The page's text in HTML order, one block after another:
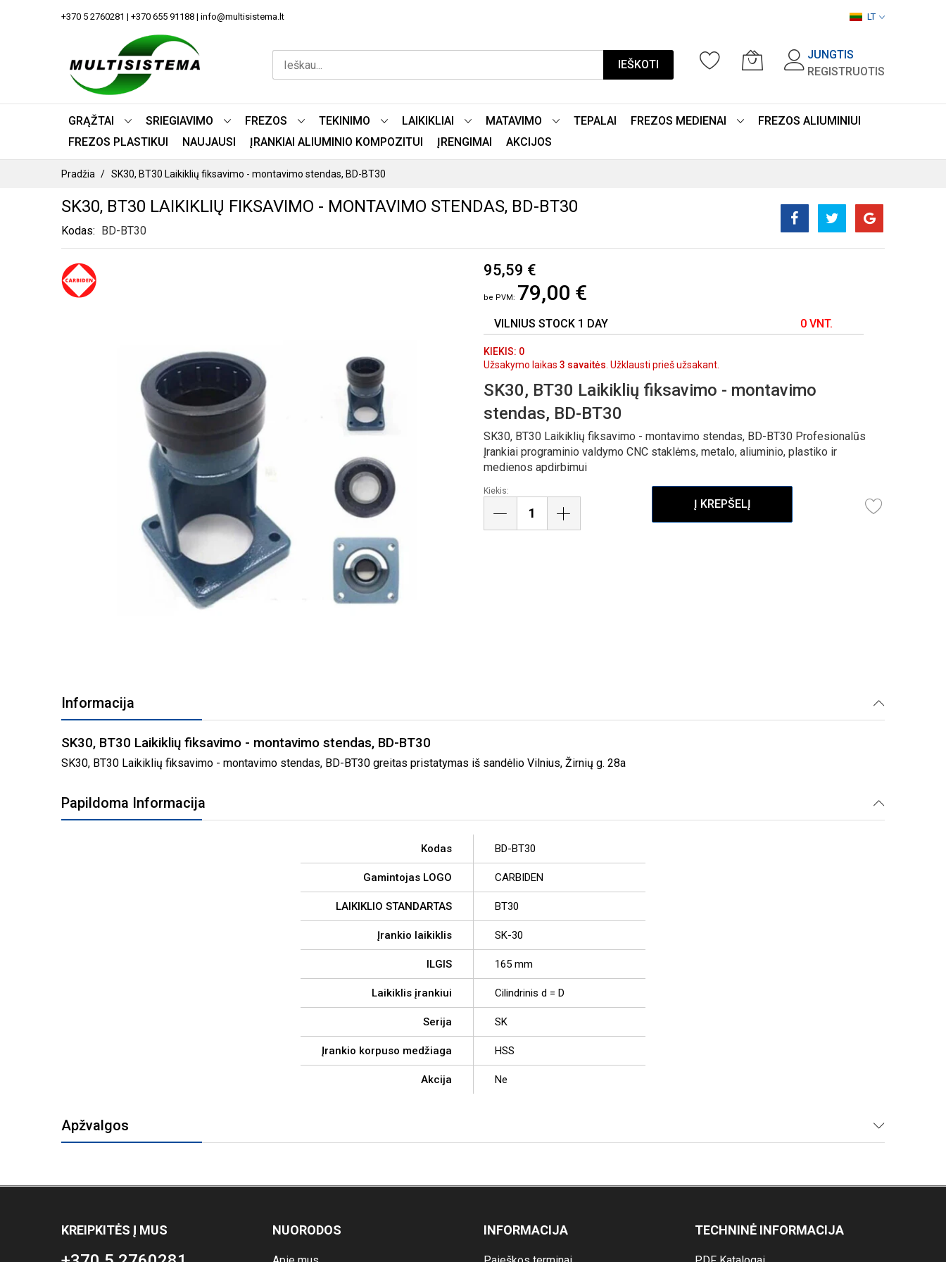
+370 5 2760281 | +370 655 91188 | info@multisistema.lt LT
IEŠKOTI
JUNGTIS
REGISTRUOTIS
GRĄŽTAI SRIEGIAVIMO FREZOS TEKINIMO LAIKIKLIAI MATAVIMO TEPALAI FREZOS MEDIENAI
FREZOS ALIUMINIUI
FREZOS PLASTIKUI
NAUJAUSI ĮRANKIAI ALIUMINIO KOMPOZITUI ĮRENGIMAI AKCIJOS
Pradžia SK30, BT30 Laikiklių fiksavimo - montavimo stendas, BD-BT30
SK30, BT30 LAIKIKLIŲ FIKSAVIMO - MONTAVIMO STENDAS, BD-BT30
Kodas BD-BT30
PEREITI
Į
PAVEIKSLĖLIŲ
PAVEIKSLĖLIŲ
GALERIJOS
95,59 €
79,00 €
VILNIUS STOCK 1 DAY 0 VNT.
KIEKIS: 0
Užsakymo laikas 3 savaitės . Užklausti prieš užsakant.
SK30, BT30 Laikiklių fiksavimo - montavimo
stendas, BD-BT30
SK30, BT30 Laikiklių fiksavimo - montavimo stendas, BD-BT30 Profesionalūs
Įrankiai programinio valdymo CNC staklėms, metalo, aliuminio, plastiko ir
medienos apdirbimui
Kiekis:
Į KREPŠELĮ
Informacija
SK30, BT30 Laikiklių fiksavimo - montavimo stendas, BD-BT30
SK30, BT30 Laikiklių fiksavimo - montavimo stendas, BD-BT30 greitas pristatymas iš sandėlio Vilnius, Žirnių g. 28a
Papildoma Informacija
Kodas BD-BT30
Gamintojas LOGO CARBIDEN
LAIKIKLIO STANDARTAS BT30
Įrankio laikiklis SK-30
ILGIS 165 mm
Laikiklis įrankiui Cilindrinis d = D
Serija SK
Įrankio korpuso medžiaga HSS
Akcija Ne
Apžvalgos
KREIPKITĖS Į MUS NUORODOS INFORMACIJA TECHNINĖ INFORMACIJA